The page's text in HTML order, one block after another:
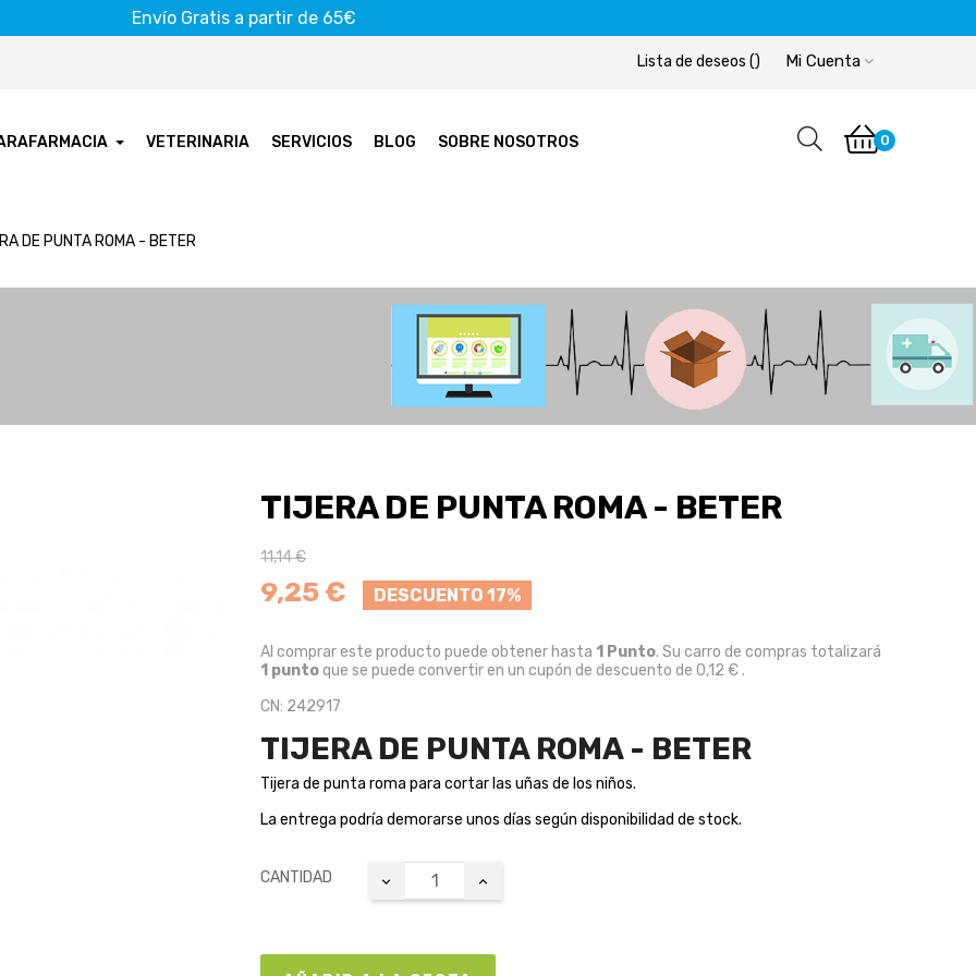
Envío Gratis a partir de 65€
Mi Cuenta
Lista de deseos ()
VETERINARIA SERVICIOS BLOG SOBRE NOSOTROS 0
DE PUNTA ROMA - BETER
TIJERA DE PUNTA ROMA - BETER
11,14 €
9,25 € DESCUENTO 17%
Al comprar este producto puede obtener hasta 1 Punto. Su carro de compras totalizará
1 puntoque se puede convertir en un cupón de descuento de 0,12 €.
CN: 242917
TIJERA DE PUNTA ROMA - BETER
Tijera de punta roma para cortar las uñas de los niños.
La entrega podría demorarse unos días según disponibilidad de stock.
CANTIDAD